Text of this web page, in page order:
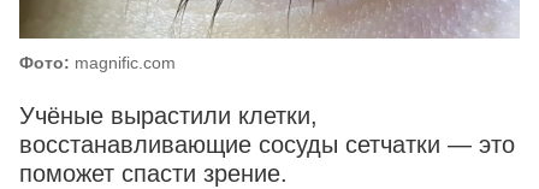
Фото: magnific.com
Учёные вырастили клетки,
восстанавливающие сосуды сетчатки — это
поможет спасти зрение.